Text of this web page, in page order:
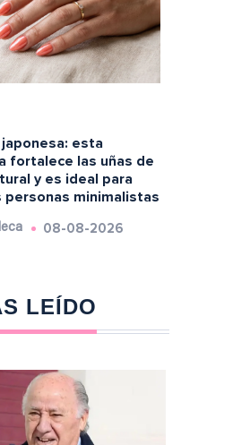
japonesa: esta
fortalece las uñas de
y es ideal para
personas minimalistas
08-08-2026
LEÍDO